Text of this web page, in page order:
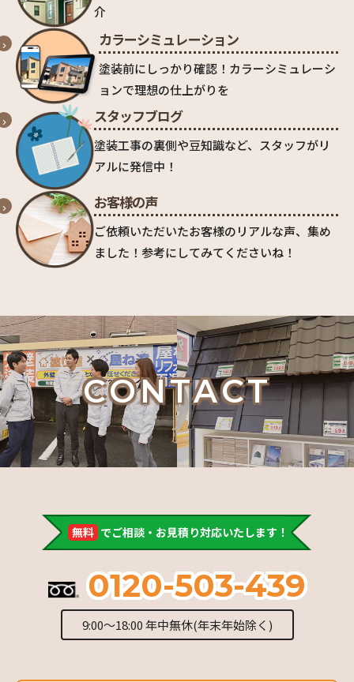
介
カラーシミュレーション
塗装前にしっかり確認！カラーシミュレーシ
ョンで理想の仕上がりを
スタッフブログ
塗装工事の裏側や豆知識など、スタッフがリ
アルに発信中！
お客様の声
ご依頼いただいたお客様のリアルな声、集め
ました！参考にしてみてくださいね！
CONTACT
無料 でご相談・お見積り対応いたします！
0120-503-439
9:00～18:00 年中無休(年末年始除く)